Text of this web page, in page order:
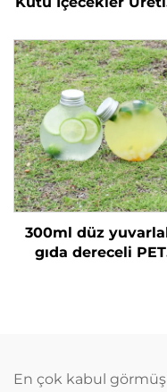
Suyu Ambalajı
Üreticileri
300ml düz
gıda dereceli PET
En çok kabul